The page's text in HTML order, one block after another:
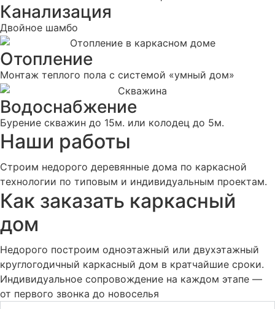
Канализация
Двойное шамбо
Отопление
Монтаж теплого пола с системой «умный дом»
Водоснабжение
Бурение скважин до 15м. или колодец до 5м.
Наши работы
Строим недорого деревянные дома по каркасной
технологии по типовым и индивидуальным проектам.
Как заказать каркасный
дом
Недорого построим одноэтажный или двухэтажный
круглогодичный каркасный дом в кратчайшие сроки.
Индивидуальное сопровождение на каждом этапе —
от первого звонка до новоселья